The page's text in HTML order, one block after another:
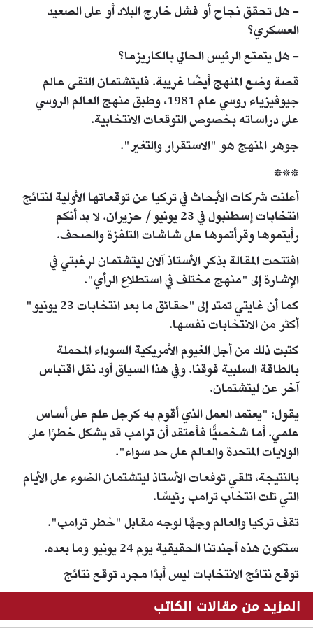
- هل تحقق نجاح أو فشل خارج البلاد أو على الصعيد
العسكري؟
- هل يتمتع الرئيس الحالي بالكاريزما؟
قصة وضع المنهج أيضًا غريبة. فليتشتمان التقى عالم
جيوفيزياء روسي عام 1981، وطبق منهج العالم الروسي
على دراساته بخصوص التوقعات الانتخابية.
جوهر المنهج هو "الاستقرار والتغير".
***
أعلنت شركات الأبحاث في تركيا عن توقعاتها الأولية لنتائج
انتخابات إسطنبول في 23 يونيو/ حزيران. لا بد أنكم
رأيتموها وقرأتموها على شاشات التلفزة والصحف.
افتتحت المقالة بذكر الأستاذ آلان ليتشتمان لرغبتي في
الإشارة إلى "منهج مختلف في استطلاع الرأي".
كما أن غايتي تمتد إلى "حقائق ما بعد انتخابات 23 يونيو"
أكثر من الانتخابات نفسها.
كتبت ذلك من أجل الغيوم الأمريكية السوداء المحملة
بالطاقة السلبية فوقنا. وفي هذا السياق أود نقل اقتباس
آخر عن ليتشتمان.
يقول: "يعتمد العمل الذي أقوم به كرجل علم على أساس
علمي. أما شخصيًّا فأعتقد أن ترامب قد يشكل خطرًا على
الولايات المتحدة والعالم على حد سواء".
بالنتيجة، تلقي توفعات الأستاذ ليتشتمان الضوء على الأيام
التي تلت انتخاب ترامب رئيسًا.
تقف تركيا والعالم وجهًا لوجه مقابل "خطر ترامب".
ستكون هذه أجندتنا الحقيقية يوم 24 يونيو وما بعده.
توقع نتائج الانتخابات ليس أبدًا مجرد توقع نتائج
المزيد من مقالات الكاتب